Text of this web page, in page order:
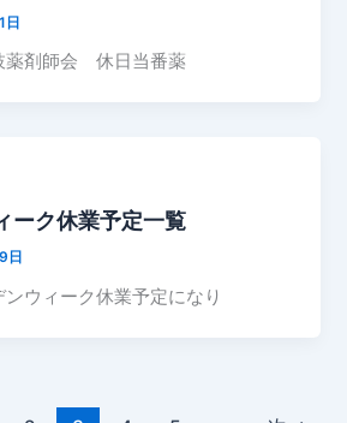
日
剤師会 休日当番薬
ーク休業予定一覧
日
ウィーク休業予定になり